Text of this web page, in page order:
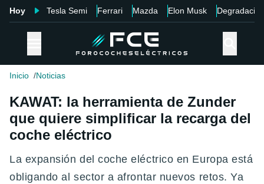
Hoy Tesla Semi Ferrari Mazda Elon Musk Degradación
Inicio Noticias
KAWAT: la herramienta de Zunder
que quiere simplificar la recarga del
coche eléctrico
La expansión del coche eléctrico en Europa está
obligando al sector a afrontar nuevos retos. Ya